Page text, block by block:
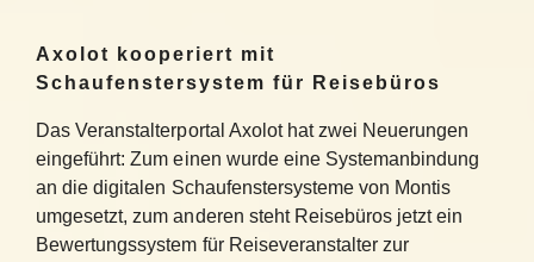
Axolot kooperiert mit
Schaufenstersystem für Reisebüros
Das Veranstalterportal Axolot hat zwei Neuerungen
eingeführt: Zum einen wurde eine Systemanbindung
an die digitalen Schaufenstersysteme von Montis
umgesetzt, zum anderen steht Reisebüros jetzt ein
Bewertungssystem für Reiseveranstalter zur